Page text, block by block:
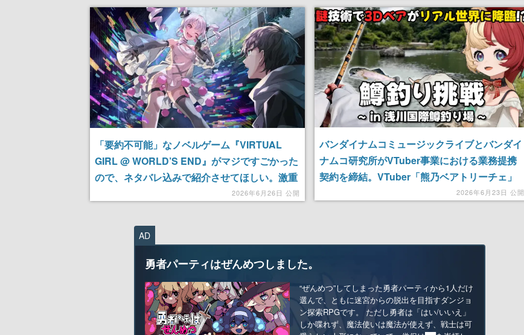
「要約不可能」なノベルゲーム『VIRTUAL
GIRL @ WORLD’S END』がマジですごかった
ので、ネタバレ込みで紹介させてほしい。激重
な世界観、でもメインはVTuberの成長譚、か
2026年6月26日 公開
バンダイナムコミュージックライブとバンダイ
ナムコ研究所がVTuber事業における業務提携
契約を締結。VTuber「熊乃ベアトリーチェ」
さんによる、実写と3D映像をリアルタイムに
2026年6月23日 公開
AD
勇者パーティはぜんめつしました。
“ぜんめつ”してしまった勇者パーティから1人だけ
選んで、ともに迷宮からの脱出を目指すダンジョ
ン探索RPGです。 ただし勇者は「はい/いいえ」
しか喋れず、魔法使いは魔法が使えず、戦士は可